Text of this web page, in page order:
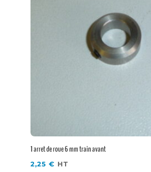
1 arret de roue 6 mm train avant
2,25 € HT